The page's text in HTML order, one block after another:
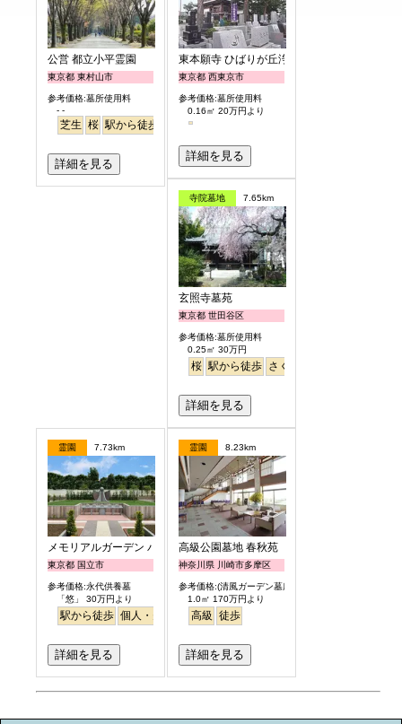
公営 都立小平霊園
東京都 東村山市
参考価格:墓所使用料
- -
芝生 桜 駅から徒歩 駅から徒歩
詳細を見る
東本願寺 ひばりが丘浄苑
東京都 西東京市
参考価格:墓所使用料
0.16㎡ 20万円より
詳細を見る
寺院墓地 7.65km
玄照寺墓苑
東京都 世田谷区
参考価格:墓所使用料
0.25㎡ 30万円
桜 駅から徒歩 さくら
詳細を見る
霊園 7.73km
メモリアルガーデン パティオ国立
東京都 国立市
参考価格:永代供養墓
「悠」 30万円より
駅から徒歩 個人・夫婦 樹木葬 永代供養
詳細を見る
霊園 8.23km
高級公園墓地 春秋苑
神奈川県 川崎市多摩区
参考価格:(清風ガーデン墓所)
1.0㎡ 170万円より
高級 徒歩
詳細を見る